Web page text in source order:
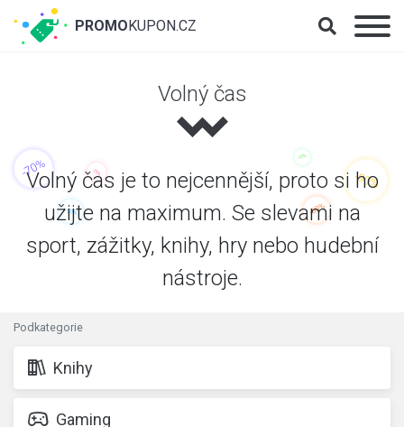
Volný čas
Volný čas je to nejcennější, proto si ho
užijte na maximum. Se slevami na
sport, zážitky, knihy, hry nebo hudební
nástroje.
Podkategorie
Knihy
Gaming
PROMOKUPON.CZ